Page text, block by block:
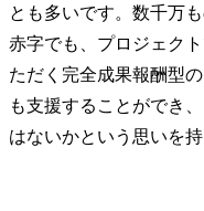
とも多いです。数千万
赤字でも、プロジェク
ただく完全成果報酬型
も支援することができ
はないかという思いを持